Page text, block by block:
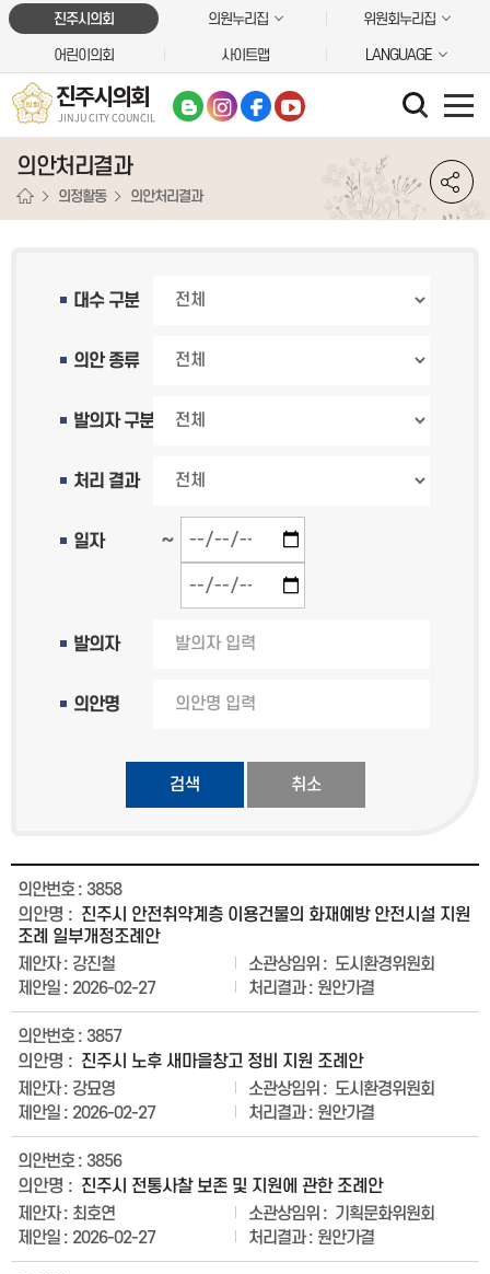
본문바로가기진주시의회 의원누리집 위원회누리집
어린이의회 사이트맵 LANGUAGE
진주시의회
JINJU CITY COUNCIL
의안처리결과
의정활동 의안처리결과
대수 구분
의안 종류
발의자 구분
처리 결과
일자 ~
발의자
의안명
검색
3858
진주시 안전취약계층 이용건물의 화재예방 안전시설 지원
조례 일부개정조례안
강진철
도시환경위원회
2026-02-27
원안가결
3857
진주시 노후 새마을창고 정비 지원 조례안
강묘영
도시환경위원회
2026-02-27
원안가결
3856
진주시 전통사찰 보존 및 지원에 관한 조례안
최호연
기획문화위원회
2026-02-27
원안가결